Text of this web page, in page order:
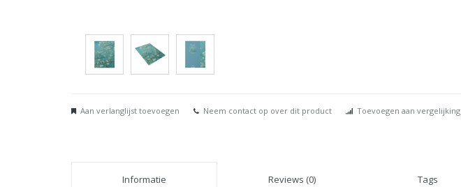
Aan verlanglijst toevoegen Neem contact op over dit product Toevoegen aan vergelijking
Informatie Reviews (0) Tags